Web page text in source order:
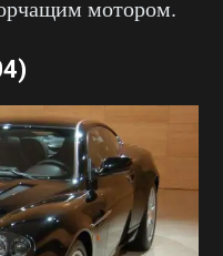
мотором.